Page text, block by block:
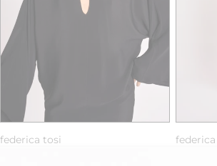
federica tosi